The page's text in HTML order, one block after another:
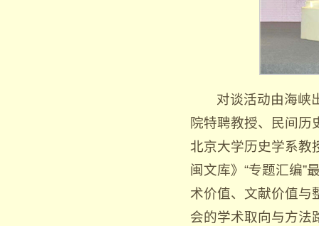
对谈活动由海峡
院特聘教授、民间历
北京大学历史学系教
闽文库》“专题汇编”
术价值、文献价值与
会的学术取向与方法